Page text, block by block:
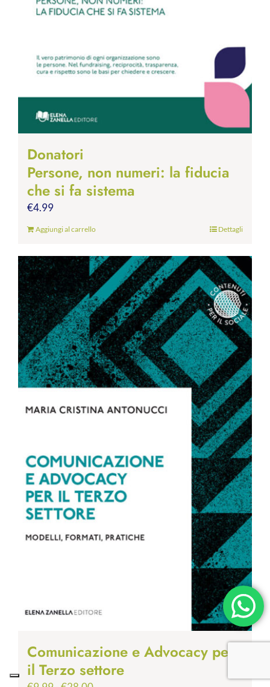
Donatori
Persone, non numeri: la fiducia
che si fa sistema
€4.99
Aggiungi al carrello Dettagli
Comunicazione e Advocacy per
il Terzo settore